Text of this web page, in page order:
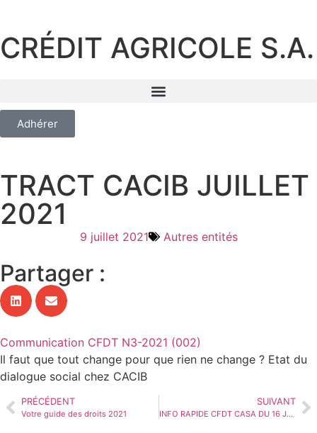
CRÉDIT AGRICOLE S.A.
Adhérer
TRACT CACIB JUILLET
2021
9 juillet 2021 Autres entités
Partager :
Communication CFDT N3-2021 (002)
Il faut que tout change pour que rien ne change ? Etat du
dialogue social chez CACIB
PRÉCÉDENT
Votre guide des droits 2021
SUIVANT
INFO RAPIDE CFDT CASA DU 16 JUILLET 2021 – NOUVEL ACCORD TELETRAVAIL